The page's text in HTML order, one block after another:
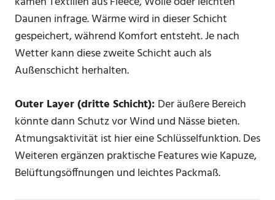
Daunen infrage. Wärme wird in dieser Schicht
gespeichert, während Komfort entsteht. Je nach
Wetter kann diese zweite Schicht auch als
Außenschicht herhalten.
Outer Layer (dritte Schicht): Der äußere Bereich
könnte dann Schutz vor Wind und Nässe bieten.
Atmungsaktivität ist hier eine Schlüsselfunktion. Des
Weiteren ergänzen praktische Features wie Kapuze,
Belüftungsöffnungen und leichtes Packmaß.